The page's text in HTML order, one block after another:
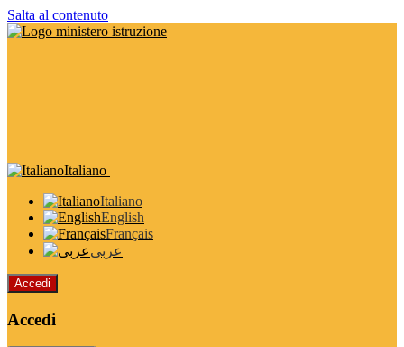
Salta al contenuto
Italiano
Italiano
English
Français
عربى
Accedi
Accedi